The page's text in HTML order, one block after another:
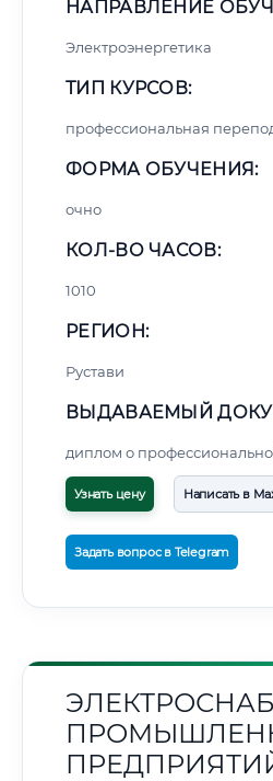
НАПРАВЛЕНИЕ
Электроэнергетика
ТИП КУРСОВ:
профессиональная
ФОРМА ОБУЧЕНИЯ:
очно
КОЛ-ВО ЧАСОВ:
1010
РЕГИОН:
Рустави
ВЫДАВАЕМЫЙ
диплом о
Узнать цену Написать в
Задать вопрос в Telegram